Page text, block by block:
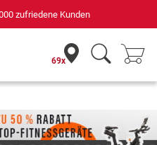
2016-2024)
69x